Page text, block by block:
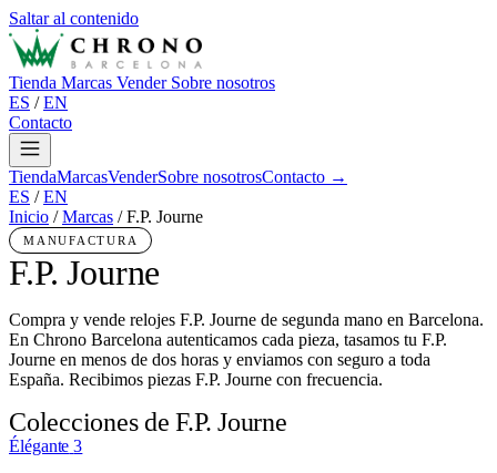
Saltar al contenido
Tienda Marcas Vender Sobre nosotros
ES / EN
Contacto
TiendaMarcasVenderSobre nosotrosContacto →
ES / EN
Inicio / Marcas / F.P. Journe
MANUFACTURA
F.P. Journe
Compra y vende relojes F.P. Journe de segunda mano en Barcelona.
En Chrono Barcelona autenticamos cada pieza, tasamos tu F.P.
Journe en menos de dos horas y enviamos con seguro a toda
España. Recibimos piezas F.P. Journe con frecuencia.
Colecciones de F.P. Journe
Élégante 3